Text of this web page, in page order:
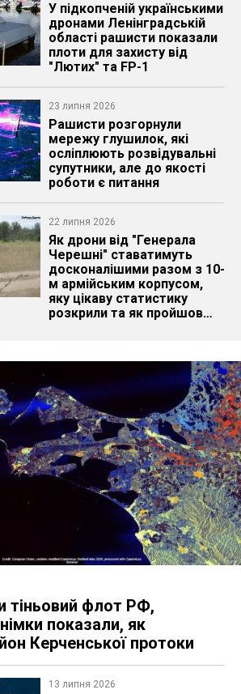
У підкопченій українськими
дронами Ленінградській
області рашисти показали
плоти для захисту від
"Лютих" та FP-1
23 липня 2026
Рашисти розгорнули
мережу глушилок, які
осліплюють розвідувальні
супутники, але до якості
роботи є питання
22 липня 2026
Як дрони від "Генерала
Черешні" ставатимуть
досконалішими разом з 10-
м армійським корпусом,
яку цікаву статистику
розкрили та як пройшов
тіньовий флот РФ,
показали, як
Керченської протоки
13 липня 2026